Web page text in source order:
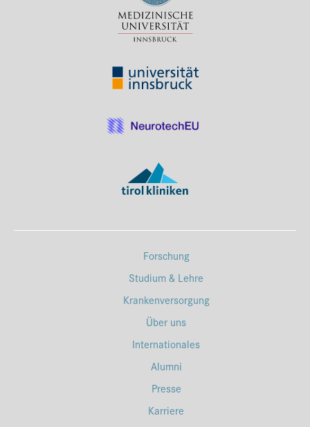
Forschung
Studium & Lehre
Krankenversorgung
Über uns
Internationales
Alumni
Presse
Karriere